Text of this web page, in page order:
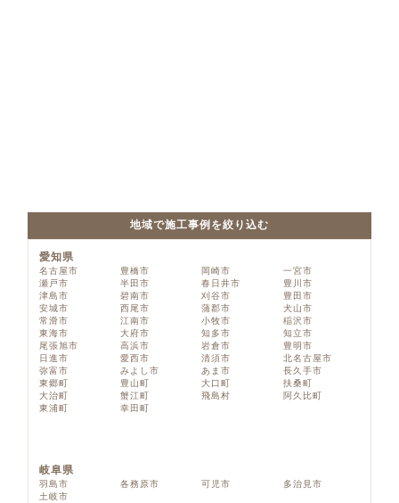
地域で施工事例を絞り込む
愛知県
名古屋市 豊橋市 岡崎市
一宮市
瀬戸市
半田市 春日井市
豊川市
津島市
碧南市 刈谷市
豊田市
安城市
西尾市 蒲郡市
犬山市
常滑市
江南市 小牧市
稲沢市
東海市
大府市 知多市
知立市
尾張旭市
高浜市 岩倉市
豊明市
日進市
愛西市 清須市
北名古屋市
弥富市
みよし市 あま市
長久手市
東郷町
豊山町 大口町
扶桑町
大治町
蟹江町 飛島村
阿久比町
東浦町
幸田町
岐阜県
羽島市 各務原市 可児市
多治見市
土岐市